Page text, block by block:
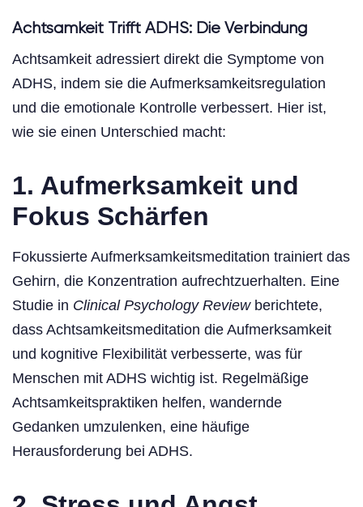
Achtsamkeit Trifft ADHS: Die Verbindung
Achtsamkeit adressiert direkt die Symptome von
ADHS, indem sie die Aufmerksamkeitsregulation
und die emotionale Kontrolle verbessert. Hier ist,
wie sie einen Unterschied macht:
1. Aufmerksamkeit und
Fokus Schärfen
Fokussierte Aufmerksamkeitsmeditation trainiert das
Gehirn, die Konzentration aufrechtzuerhalten. Eine
Studie in Clinical Psychology Reviewberichtete,
dass Achtsamkeitsmeditation die Aufmerksamkeit
und kognitive Flexibilität verbesserte, was für
Menschen mit ADHS wichtig ist. Regelmäßige
Achtsamkeitspraktiken helfen, wandernde
Gedanken umzulenken, eine häufige
Herausforderung bei ADHS.